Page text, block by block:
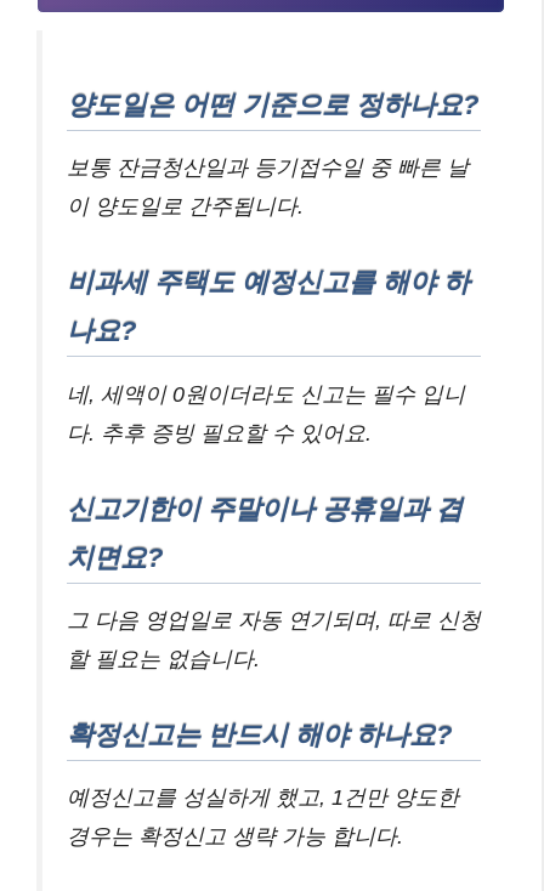
양도일은 어떤 기준으로 정하나요?
보통 잔금청산일과 등기접수일 중 빠른 날
이 양도일로 간주됩니다.
비과세 주택도 예정신고를 해야 하
나요?
네, 세액이 0원이더라도 신고는 필수 입니
다. 추후 증빙 필요할 수 있어요.
신고기한이 주말이나 공휴일과 겹
치면요?
그 다음 영업일로 자동 연기되며, 따로 신청
할 필요는 없습니다.
확정신고는 반드시 해야 하나요?
예정신고를 성실하게 했고, 1건만 양도한
경우는 확정신고 생략 가능 합니다.